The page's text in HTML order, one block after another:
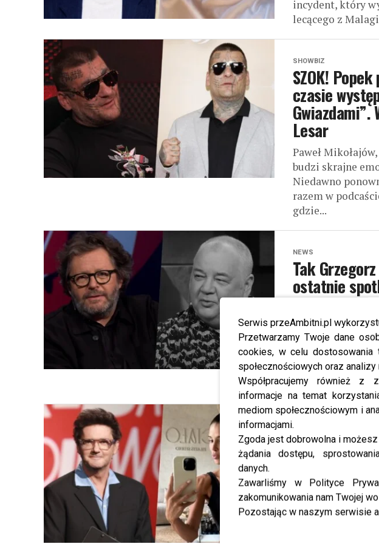
Serwis przeAmbitni.pl
Przetwarzamy Twoje dane
cookies, w celu dostosowania
społecznościowych oraz analizy
Współpracujemy również z
informacje na temat
mediom społecznościowym i
informacjami.
Zgoda jest dobrowolna i
żądania dostępu,
danych.
Zawarliśmy w Polityce
zakomunikowania nam Twojej
Pozostając w naszym serwisie
incydent, który
lecącego z
SHOWBIZ
SZOK!
czasie
Gwiazdami”.
Lesar
Paweł
budzi skrajne
Niedawno
razem w
gdzie...
NEWS
Tak
ostatnie
Soyką tuż
Był jednym z
artystą, którego
emocje.
swoim
Teraz...
SHOWBIZ
Ania
ślubie Kuby
prawda o
wyszła na jaw
Związek Ani